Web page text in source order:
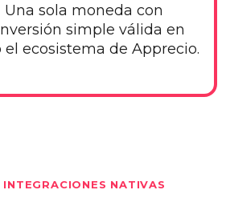
Una sola moneda con
simple válida en
el ecosistema de Apprecio.
INTEGRACIONES NATIVAS